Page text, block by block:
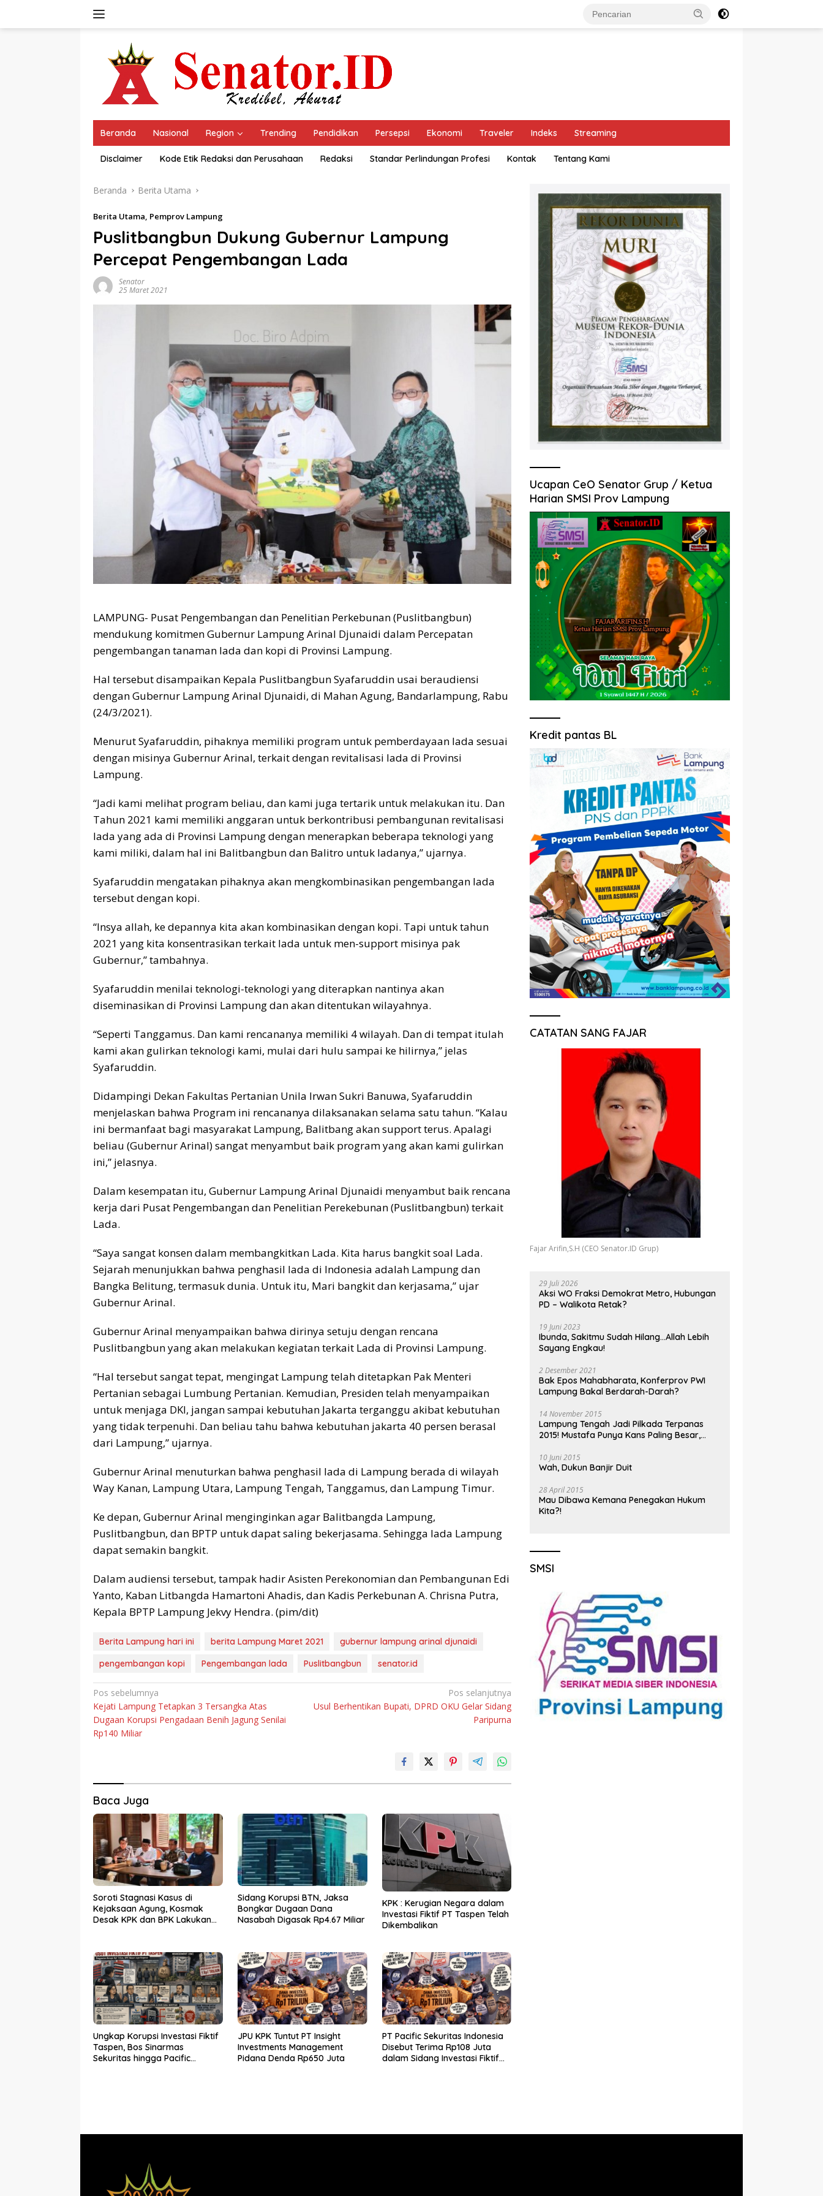
Beranda Nasional Region Trending Pendidikan Persepsi Ekonomi Traveler Indeks Streaming
Disclaimer Kode Etik Redaksi dan Perusahaan Redaksi Standar Perlindungan Profesi Kontak Tentang Kami
Beranda Berita Utama
Berita Utama, Pemprov Lampung
Puslitbangbun Dukung Gubernur Lampung
Percepat Pengembangan Lada
Senator
25 Maret 2021
LAMPUNG- Pusat Pengembangan dan Penelitian Perkebunan (Puslitbangbun)
mendukung komitmen Gubernur Lampung Arinal Djunaidi dalam Percepatan
pengembangan tanaman lada dan kopi di Provinsi Lampung.
Hal tersebut disampaikan Kepala Puslitbangbun Syafaruddin usai beraudiensi
dengan Gubernur Lampung Arinal Djunaidi, di Mahan Agung, Bandarlampung, Rabu
(24/3/2021).
Menurut Syafaruddin, pihaknya memiliki program untuk pemberdayaan lada sesuai
dengan misinya Gubernur Arinal, terkait dengan revitalisasi lada di Provinsi
Lampung.
“Jadi kami melihat program beliau, dan kami juga tertarik untuk melakukan itu. Dan
Tahun 2021 kami memiliki anggaran untuk berkontribusi pembangunan revitalisasi
lada yang ada di Provinsi Lampung dengan menerapkan beberapa teknologi yang
kami miliki, dalam hal ini Balitbangbun dan Balitro untuk ladanya,” ujarnya.
Syafaruddin mengatakan pihaknya akan mengkombinasikan pengembangan lada
tersebut dengan kopi.
“Insya allah, ke depannya kita akan kombinasikan dengan kopi. Tapi untuk tahun
2021 yang kita konsentrasikan terkait lada untuk men-support misinya pak
Gubernur,” tambahnya.
Syafaruddin menilai teknologi-teknologi yang diterapkan nantinya akan
diseminasikan di Provinsi Lampung dan akan ditentukan wilayahnya.
“Seperti Tanggamus. Dan kami rencananya memiliki 4 wilayah. Dan di tempat itulah
kami akan gulirkan teknologi kami, mulai dari hulu sampai ke hilirnya,” jelas
Syafaruddin.
Didampingi Dekan Fakultas Pertanian Unila Irwan Sukri Banuwa, Syafaruddin
menjelaskan bahwa Program ini rencananya dilaksanakan selama satu tahun. “Kalau
ini bermanfaat bagi masyarakat Lampung, Balitbang akan support terus. Apalagi
beliau (Gubernur Arinal) sangat menyambut baik program yang akan kami gulirkan
ini,” jelasnya.
Dalam kesempatan itu, Gubernur Lampung Arinal Djunaidi menyambut baik rencana
kerja dari Pusat Pengembangan dan Penelitian Perekebunan (Puslitbangbun) terkait
Lada.
“Saya sangat konsen dalam membangkitkan Lada. Kita harus bangkit soal Lada.
Sejarah menunjukkan bahwa penghasil lada di Indonesia adalah Lampung dan
Bangka Belitung, termasuk dunia. Untuk itu, Mari bangkit dan kerjasama,” ujar
Gubernur Arinal.
Gubernur Arinal menyampaikan bahwa dirinya setuju dengan rencana
Puslitbangbun yang akan melakukan kegiatan terkait Lada di Provinsi Lampung.
“Hal tersebut sangat tepat, mengingat Lampung telah ditetapkan Pak Menteri
Pertanian sebagai Lumbung Pertanian. Kemudian, Presiden telah menyampaikan
untuk menjaga DKI, jangan sampai kebutuhan Jakarta terganggu akibat kebutuhan
yang tidak terpenuhi. Dan beliau tahu bahwa kebutuhan jakarta 40 persen berasal
dari Lampung,” ujarnya.
Gubernur Arinal menuturkan bahwa penghasil lada di Lampung berada di wilayah
Way Kanan, Lampung Utara, Lampung Tengah, Tanggamus, dan Lampung Timur.
Ke depan, Gubernur Arinal menginginkan agar Balitbangda Lampung,
Puslitbangbun, dan BPTP untuk dapat saling bekerjasama. Sehingga lada Lampung
dapat semakin bangkit.
Dalam audiensi tersebut, tampak hadir Asisten Perekonomian dan Pembangunan Edi
Yanto, Kaban Litbangda Hamartoni Ahadis, dan Kadis Perkebunan A. Chrisna Putra,
Kepala BPTP Lampung Jekvy Hendra. (pim/dit)
Berita Lampung hari ini berita Lampung Maret 2021
gubernur lampung arinal djunaidi
pengembangan kopi
Pengembangan lada Puslitbangbun senator.id
Navigasi
pos
Pos sebelumnya
Kejati Lampung Tetapkan 3 Tersangka Atas
Dugaan Korupsi Pengadaan Benih Jagung Senilai
Rp140 Miliar
Pos selanjutnya
Usul Berhentikan Bupati, DPRD OKU Gelar Sidang
Paripurna
Baca Juga
Soroti Stagnasi Kasus di
Kejaksaan Agung, Kosmak
Desak KPK dan BPK Lakukan
Sidang Korupsi BTN, Jaksa
Bongkar Dugaan Dana
Nasabah Digasak Rp4.67 Miliar
KPK : Kerugian Negara dalam
Investasi Fiktif PT Taspen Telah
Dikembalikan
Ungkap Korupsi Investasi Fiktif
Taspen, Bos Sinarmas
Sekuritas hingga Pacific
JPU KPK Tuntut PT Insight
Investments Management
Pidana Denda Rp650 Juta
PT Pacific Sekuritas Indonesia
Disebut Terima Rp108 Juta
dalam Sidang Investasi Fiktif
Ucapan CeO Senator Grup / Ketua
Harian SMSI Prov Lampung
Kredit pantas BL
CATATAN SANG FAJAR
Fajar Arifin,S.H (CEO Senator.ID Grup)
29 Juli 2026
Aksi WO Fraksi Demokrat Metro, Hubungan
PD – Walikota Retak?
19 Juni 2023
Ibunda, Sakitmu Sudah Hilang…Allah Lebih
Sayang Engkau!
2 Desember 2021
Bak Epos Mahabharata, Konferprov PWI
Lampung Bakal Berdarah-Darah?
14 November 2015
Lampung Tengah Jadi Pilkada Terpanas
2015! Mustafa Punya Kans Paling Besar,
10 Juni 2015
Wah, Dukun Banjir Duit
28 April 2015
Mau Dibawa Kemana Penegakan Hukum
Kita?!
SMSI